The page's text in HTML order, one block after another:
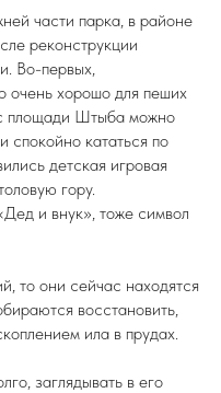
части парка, в районе
реконструкции
Во-первых,
очень хорошо для пеших
площади Штыба можно
спокойно кататься по
детская игровая
гору.
и внук», тоже символ
то они сейчас находятся
восстановить,
ила в прудах.
заглядывать в его